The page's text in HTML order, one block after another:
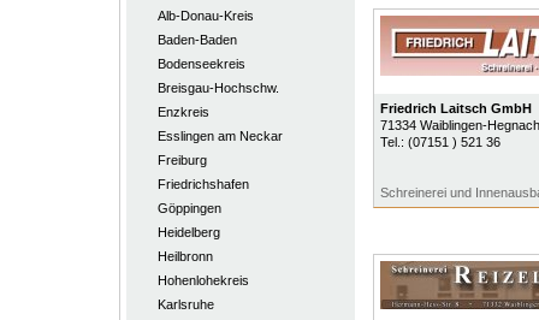
Alb-Donau-Kreis
Baden-Baden
Bodenseekreis
Breisgau-Hochschw.
Enzkreis
Esslingen am Neckar
Freiburg
Friedrichshafen
Göppingen
Heidelberg
Heilbronn
Hohenlohekreis
Karlsruhe
Friedrich Laitsch GmbH
71334 Waiblingen-Hegnach
Tel.: (07151 ) 521 36
Schreinerei und